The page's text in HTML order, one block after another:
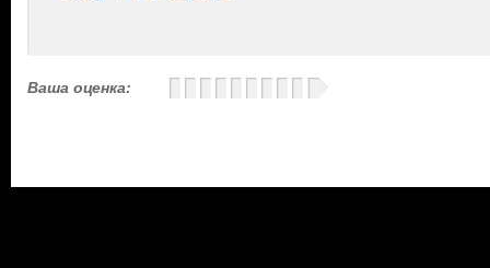
Ваша оценка: